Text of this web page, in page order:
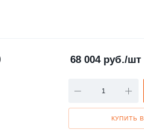
68 004руб./шт
КУПИТЬ